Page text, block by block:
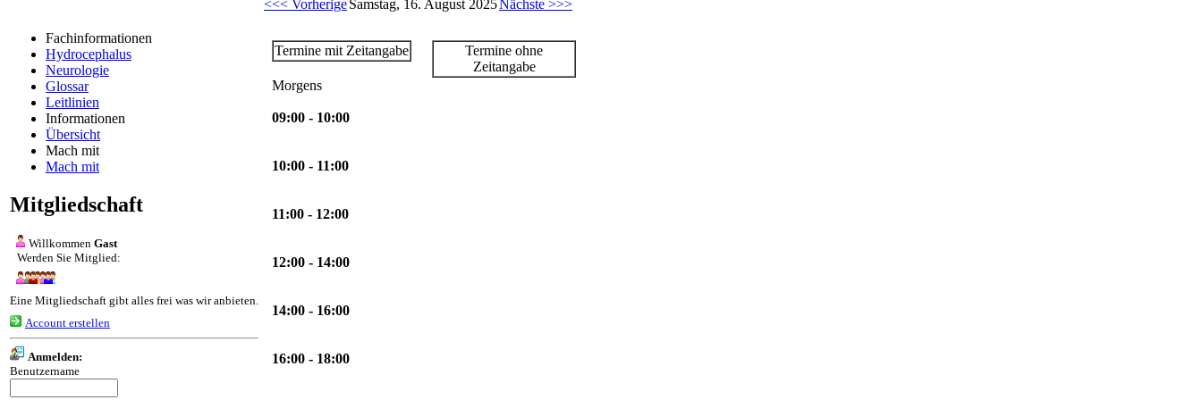
Fachinformationen
Hydrocephalus
Neurologie
Glossar
Leitlinien
Informationen
Übersicht
Mach mit
Mach mit
Mitgliedschaft
Willkommen Gast
Werden Sie Mitglied:
Eine Mitgliedschaft gibt alles frei was wir anbieten.
Account erstellen
Anmelden:
Benutzername
<<< VorherigeSamstag, 16. August 2025 Nächste >>>
Termine mit Zeitangabe
Morgens
09:00 - 10:00
10:00 - 11:00
11:00 - 12:00
12:00 - 14:00
14:00 - 16:00
16:00 - 18:00
Termine ohne
Zeitangabe